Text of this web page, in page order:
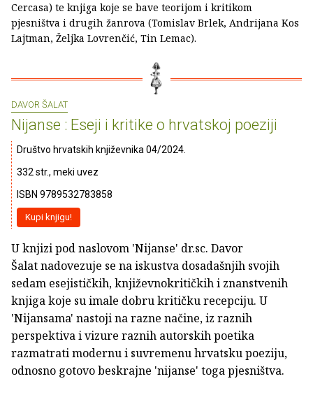
Cercasa) te knjiga koje se bave teorijom i kritikom
pjesništva i drugih žanrova (Tomislav Brlek, Andrijana Kos
Lajtman, Željka Lovrenčić, Tin Lemac).
DAVOR ŠALAT
Nijanse : Eseji i kritike o hrvatskoj poeziji
Društvo hrvatskih književnika 04/2024.
332 str., meki uvez
ISBN 9789532783858
Kupi knjigu!
U knjizi pod naslovom 'Nijanse' dr.sc. Davor
Šalat nadovezuje se na iskustva dosadašnjih svojih
sedam esejističkih, književnokritičkih i znanstvenih
knjiga koje su imale dobru kritičku recepciju. U
'Nijansama' nastoji na razne načine, iz raznih
perspektiva i vizure raznih autorskih poetika
razmatrati modernu i suvremenu hrvatsku poeziju,
odnosno gotovo beskrajne 'nijanse' toga pjesništva.